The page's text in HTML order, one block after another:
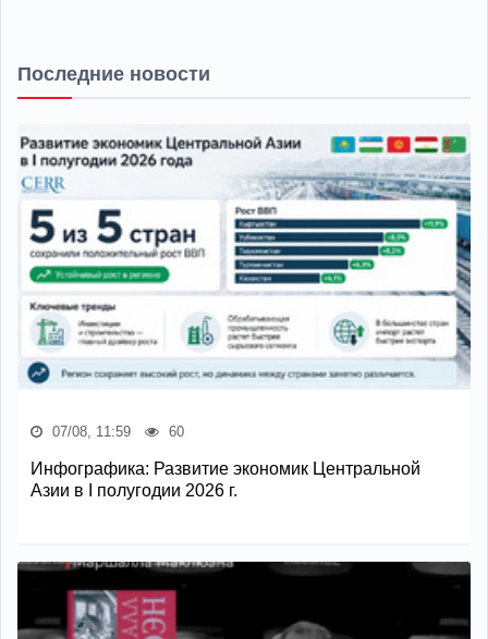
Последние новости
07/08, 11:59 60
Инфографика: Развитие экономик Центральной
Азии в I полугодии 2026 г.